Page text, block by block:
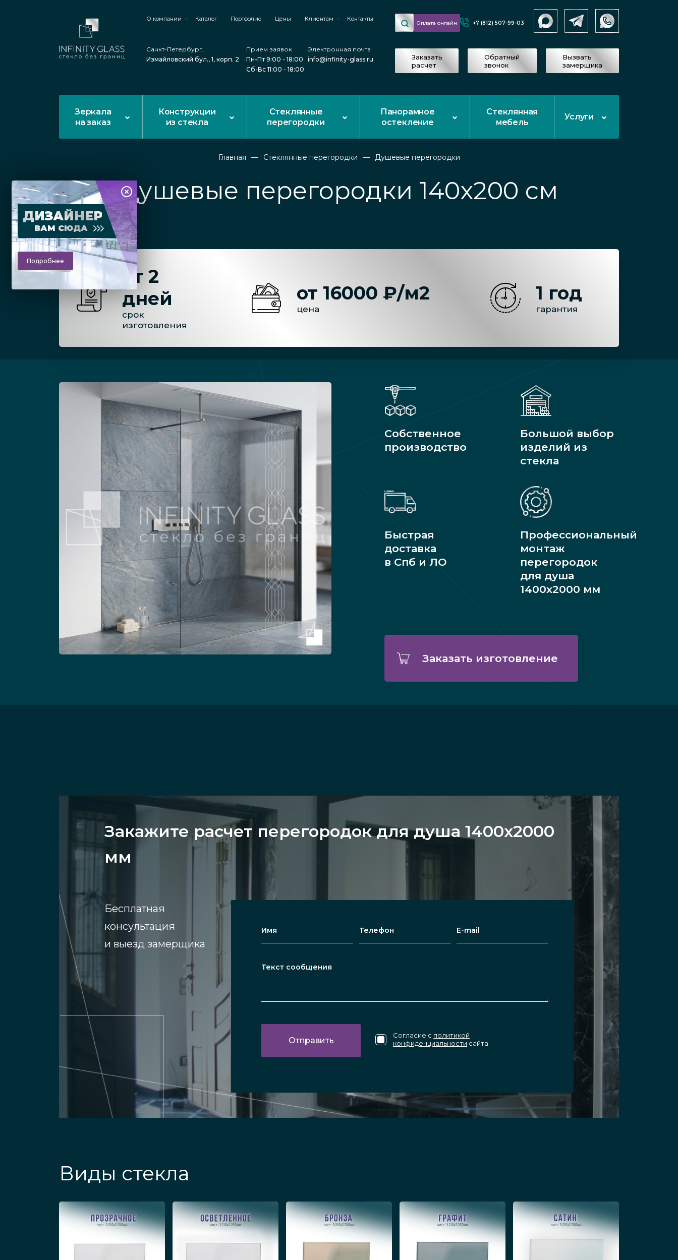
О компании Каталог Портфолио Цены Клиентам Контакты
Санкт-Петербург,
Измайловский бул., 1, корп. 2
Прием заявок
Пн-Пт 9:00 - 18:00
Сб-Вс 11:00 - 18:00
Электронная почта
info@infinity-glass.ru
Оплата онлайн +7 (812) 507-99-03
Заказать
расчет
Обратный
звонок
Вызвать
замерщика
Зеркала
на заказ
Конструкции
из стекла
Стеклянные
перегородки
Панорамное
остекление
Стеклянная
мебель
Услуги
Главная Стеклянные перегородки Душевые перегородки
Душевые перегородки 140x200 см
ДИЗАЙНЕР
ВАМ СЮДА
Подробнее
от 2
дней
срок
изготовления
от 16000 ₽/м2
цена
1 год
гарантия
Собственное
производство
Большой выбор
изделий из
стекла
Быстрая
доставка
в Спб и ЛО
Профессиональный
монтаж
перегородок
для душа
1400х2000 мм
Заказать изготовление
Закажите расчет перегородок для душа 1400х2000
мм
Бесплатная
консультация
и выезд замерщика
Согласие с политикой
конфиденциальности сайта
Виды стекла